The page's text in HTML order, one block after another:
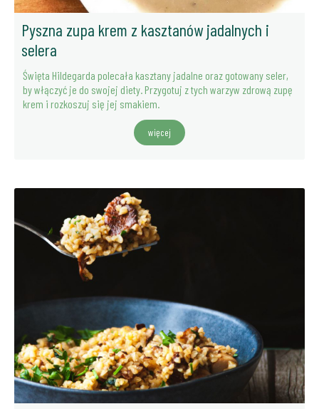
Pyszna zupa krem z kasztanów jadalnych i
selera
Święta Hildegarda polecała kasztany jadalne oraz gotowany seler,
by włączyć je do swojej diety. Przygotuj z tych warzyw zdrową zupę
krem i rozkoszuj się jej smakiem.
więcej